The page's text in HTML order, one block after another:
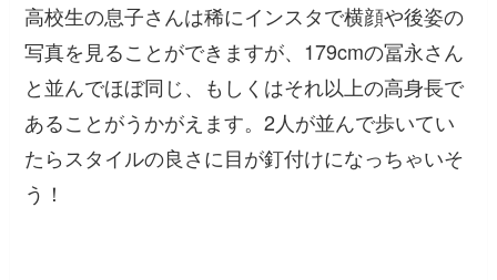
高校生の息子さんは稀にインスタで横顔や後姿の
写真を見ることができますが、179cmの冨永さん
と並んでほぼ同じ、もしくはそれ以上の高身長で
あることがうかがえます。2人が並んで歩いてい
たらスタイルの良さに目が釘付けになっちゃいそ
う！